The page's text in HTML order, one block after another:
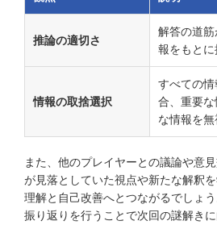
推論の適切さ
解答の道
報をもと
情報の取捨選択
すべての
合、重要
な情報を
また、他のプレイヤーとの議論や意
が見落としていた視点や新たな解釈
理解と自己改善へとつながるでしょ
振り返りを行うことで次回の謎解き